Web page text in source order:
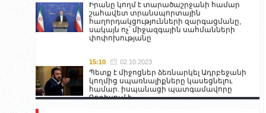
Իրանը կողմ է տարածաշրջանի համար
շահավետ տրանսպորտային
հաղորդակցությունների զարգացմանը,
սակայն ոչ՝ միջազգային սահմանների
փոփոխությանը
15:10 02.10.2023
Պետք է միջոցներ ձեռնարկել Ադրբեջանի
կողմից սպառնալիքները կասեցնելու
համար. իսպանացի պատգամավորը
Գորիսում է